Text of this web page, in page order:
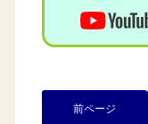
前ページ